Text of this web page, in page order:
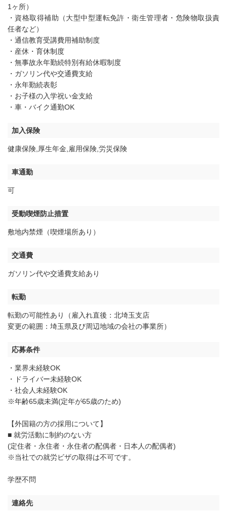
1ヶ所）
・資格取得補助（大型中型運転免許・衛生管理者・危険物取扱責
任者など）
・通信教育受講費用補助制度
・産休・育休制度
・無事故永年勤続特別有給休暇制度
・ガソリン代や交通費支給
・永年勤続表彰
・お子様の入学祝い金支給
・車・バイク通勤OK
加入保険
健康保険,厚生年金,雇用保険,労災保険
車通勤
可
受動喫煙防止措置
敷地内禁煙（喫煙場所あり）
交通費
ガソリン代や交通費支給あり
転勤
転勤の可能性あり（雇入れ直後：北埼玉支店
変更の範囲：埼玉県及び周辺地域の会社の事業所）
応募条件
・業界未経験OK
・ドライバー未経験OK
・社会人未経験OK
※年齢65歳未満(定年が65歳のため)
【外国籍の方の採用について】
■ 就労活動に制約のない方
(定住者・永住者・永住者の配偶者・日本人の配偶者)
※当社での就労ビザの取得は不可です。
学歴不問
連絡先